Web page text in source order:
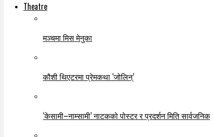
Theatre
मञ्चमा मिस मेनुका
कौशी थिएटरमा प्रेमकथा ‘जोलिन्’
‘केसामी–नाम्सामी’ नाटकको पोस्टर र प्रदर्शन मिति सार्वजनिक